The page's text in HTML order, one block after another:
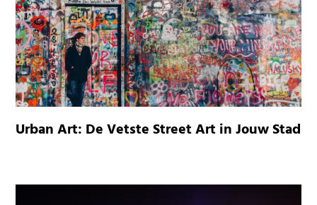
Urban Art: De Vetste Street Art in Jouw Stad